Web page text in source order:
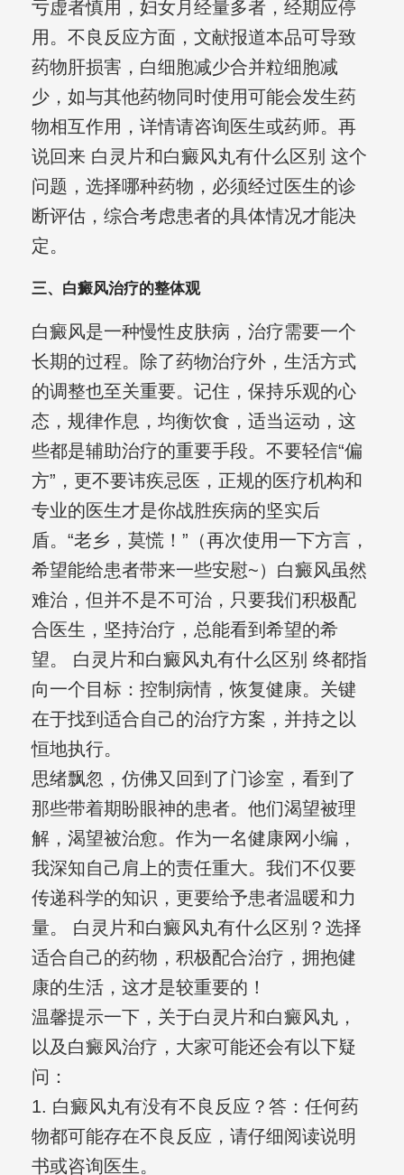
亏虚者慎用，妇女月经量多者，经期应停
用。不良反应方面，文献报道本品可导致
药物肝损害，白细胞减少合并粒细胞减
少，如与其他药物同时使用可能会发生药
物相互作用，详情请咨询医生或药师。再
说回来 白灵片和白癜风丸有什么区别 这个
问题，选择哪种药物，必须经过医生的诊
断评估，综合考虑患者的具体情况才能决
定。
三、白癜风治疗的整体观
白癜风是一种慢性皮肤病，治疗需要一个
长期的过程。除了药物治疗外，生活方式
的调整也至关重要。记住，保持乐观的心
态，规律作息，均衡饮食，适当运动，这
些都是辅助治疗的重要手段。不要轻信“偏
方”，更不要讳疾忌医，正规的医疗机构和
专业的医生才是你战胜疾病的坚实后
盾。“老乡，莫慌！”（再次使用一下方言，
希望能给患者带来一些安慰~）白癜风虽然
难治，但并不是不可治，只要我们积极配
合医生，坚持治疗，总能看到希望的希
望。 白灵片和白癜风丸有什么区别 终都指
向一个目标：控制病情，恢复健康。关键
在于找到适合自己的治疗方案，并持之以
恒地执行。
思绪飘忽，仿佛又回到了门诊室，看到了
那些带着期盼眼神的患者。他们渴望被理
解，渴望被治愈。作为一名健康网小编，
我深知自己肩上的责任重大。我们不仅要
传递科学的知识，更要给予患者温暖和力
量。 白灵片和白癜风丸有什么区别？选择
适合自己的药物，积极配合治疗，拥抱健
康的生活，这才是较重要的！
温馨提示一下，关于白灵片和白癜风丸，
以及白癜风治疗，大家可能还会有以下疑
问：
1. 白癜风丸有没有不良反应？答：任何药
物都可能存在不良反应，请仔细阅读说明
书或咨询医生。